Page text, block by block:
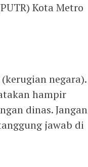
Kota Metro
negara).
hampir
dinas. Jangan
jawab di